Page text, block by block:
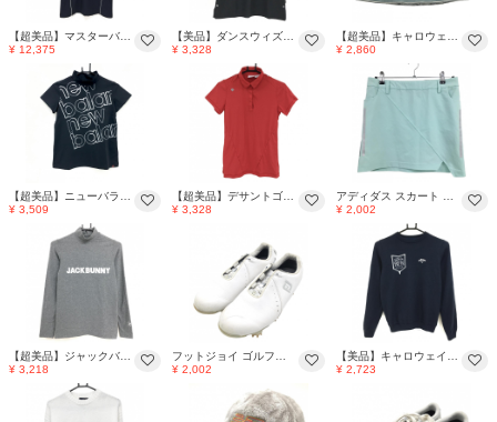
【超美品】マスターバニー 半袖ハイネックワンピース 黒×シルバー レディース 1(M) ゴルフウェア 2025年モデル MASTER BUNNY EDITION
¥ 12,375
【美品】ダンスウィズドラゴン 半袖ポロシャツ 黒×シルバー 星柄ロゴ レディース 3(L) ゴルフウェア Dance With Dragon
¥ 3,328
【超美品】キャロウェイ スカート 黒×シルバー ドット 裏地付 レディース S ゴルフウェア Callaway
¥ 2,860
【超美品】ニューバランス 半袖ハイネックシャツ 黒×シルバー ロゴプリント レディース 0(S) ゴルフウェア New Balance
¥ 3,509
【超美品】デサントゴルフ 半袖ポロシャツ レッド×シルバー スナップボタン 肩ロゴ レディース M ゴルフウェア DESCENTE
¥ 3,328
アディダス スカート ミントグリーン×シルバー 内側インナーパンツ サイド3ライン レディース L ゴルフウェア adidas
¥ 2,002
【超美品】ジャックバニー 長袖ハイネックシャツ 杢グレー×シルバー ロゴプリント レディース 0(S) ゴルフウェア Jack Bunny
¥ 3,218
フットジョイ ゴルフシューズ 白×シルバー系 一部ドット 99068J ダイヤル式 BOA レディース 23.5 ゴルフウェア FootJoy
¥ 2,002
【美品】キャロウェイ セーター ネイビー×シルバー 裏地付き ロゴ刺しゅう レディース S ゴルフウェア Callaway
¥ 2,723